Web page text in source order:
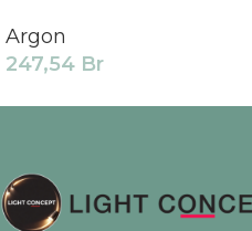
Argon
247,54 Br